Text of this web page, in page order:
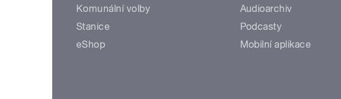
Komunální volby
Stanice
eShop
Audioarchiv
Podcasty
Mobilní aplikace